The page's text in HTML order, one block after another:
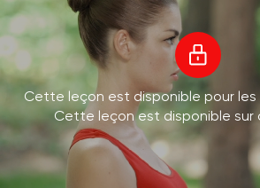
Cette leçon est disponible pour les
Cette leçon est disponible sur